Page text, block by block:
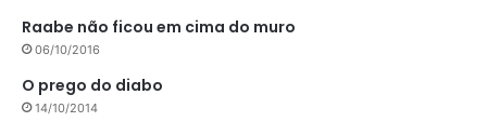
Raabe não ficou em cima do muro
06/10/2016
O prego do diabo
14/10/2014